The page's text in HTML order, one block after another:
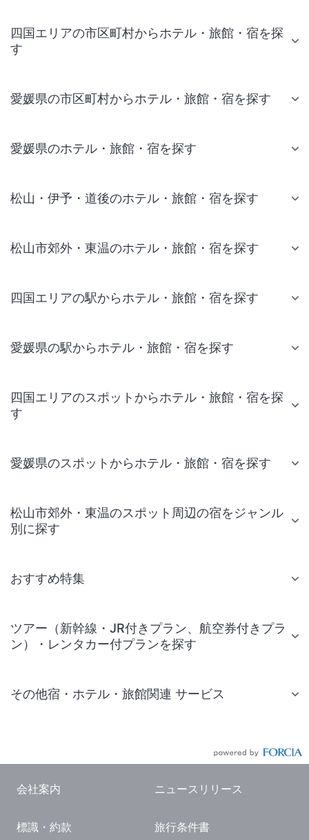
四国エリアの市区町村からホテル・旅館・宿を探
す
愛媛県の市区町村からホテル・旅館・宿を探す
愛媛県のホテル・旅館・宿を探す
松山・伊予・道後のホテル・旅館・宿を探す
松山市郊外・東温のホテル・旅館・宿を探す
四国エリアの駅からホテル・旅館・宿を探す
愛媛県の駅からホテル・旅館・宿を探す
四国エリアのスポットからホテル・旅館・宿を探
す
愛媛県のスポットからホテル・旅館・宿を探す
松山市郊外・東温のスポット周辺の宿をジャンル
別に探す
おすすめ特集
ツアー（新幹線・JR付きプラン、航空券付きプラ
ン）・レンタカー付プランを探す
その他宿・ホテル・旅館関連 サービス
国内観光ガイド
会社案内 ニュースリリース
標識・約款 旅行条件書